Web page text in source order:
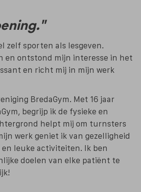
zelf sporten als lesgeven.
en ontstond mijn interesse in het
en richt mij in mijn werk
BredaGym. Met 16 jaar
begrijp ik de fysieke en
helpt mij om turnsters
werk geniet ik van gezelligheid
leuke activiteiten. Ik ben
doelen van elke patiënt te